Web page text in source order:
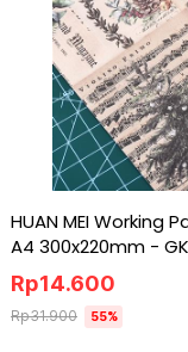
HUAN MEI Working
A4 300x220mm -
Rp14.600
Rp31.900 55%